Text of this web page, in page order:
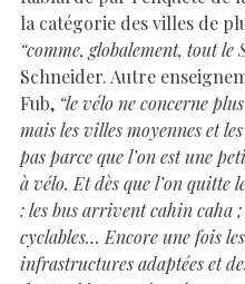
la catégorie des villes de
“comme, globalement, tout le
Schneider. Autre
Fub, “le vélo ne concerne
mais les villes moyennes et
pas parce que l’on est une
à vélo. Et dès que l’on quitte
: les bus arrivent cahin caha ;
cyclables… Encore une fois
infrastructures adaptées et